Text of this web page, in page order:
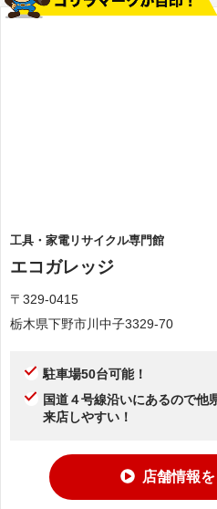
工具・家電リサイクル専門館
エコガレッジ
〒329-0415
栃木県下野市川中子3329-70
駐車場50台可能！
国道４号線沿いにあるので他
来店しやすい！
店舗情報